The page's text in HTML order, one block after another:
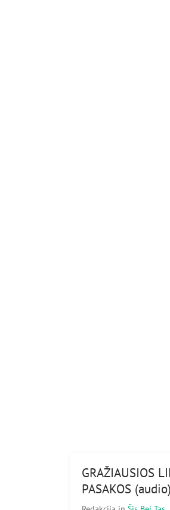
GRAŽIAUSIOS
PASAKOS (audio)